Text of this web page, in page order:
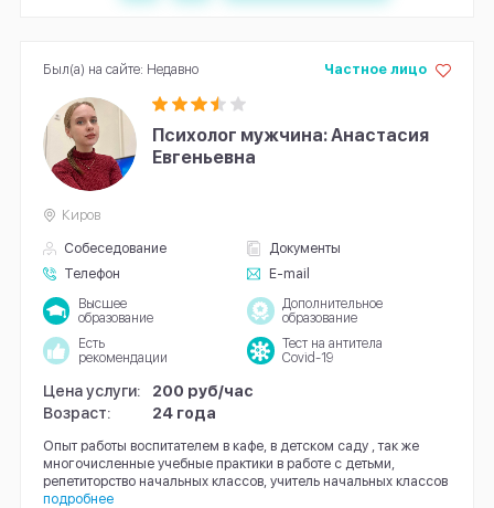
Психолог мужчина: Анастасия
Евгеньевна
Собеседование
Документы
Телефон
E-mail
Частное лицо
Киров
Высшее
образование
Дополнительное
образование
Есть
рекомендации
Тест на антитела
Covid-19
Цена услуги:
200 руб/час
Возраст:
24 года
Опыт работы воспитателем в кафе, в детском саду , так же
многочисленные учебные практики в работе с детьми,
репетиторство начальных классов, учитель начальных классов
подробнее
Был(а) на сайте: Недавно